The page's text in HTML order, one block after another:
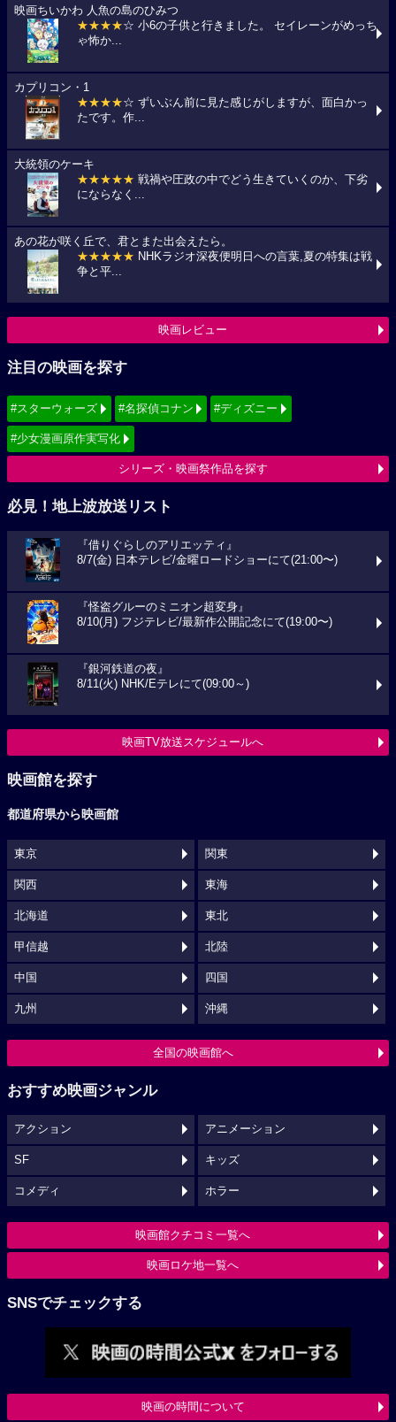
映画ちいかわ 人魚の島のひみつ
★★★★☆ 小6の子供と行きました。 セイレーンがめっち
ゃ怖か...
カプリコン・1
★★★★☆ ずいぶん前に見た感じがしますが、面白かっ
たです。作...
大統領のケーキ
★★★★★ 戦禍や圧政の中でどう生きていくのか、下劣
にならなく...
あの花が咲く丘で、君とまた出会えたら。
★★★★★ NHKラジオ深夜便明日への言葉,夏の特集は戦
争と平...
映画レビュー
注目の映画を探す
#スターウォーズ #名探偵コナン #ディズニー
#少女漫画原作実写化
シリーズ・映画祭作品を探す
必見！地上波放送リスト
『借りぐらしのアリエッティ』
8/7(金) 日本テレビ/金曜ロードショーにて(21:00〜)
『怪盗グルーのミニオン超変身』
8/10(月) フジテレビ/最新作公開記念にて(19:00〜)
『銀河鉄道の夜』
8/11(火) NHK/Eテレにて(09:00～)
映画TV放送スケジュールへ
映画館を探す
都道府県から映画館
東京 関東
関西 東海
北海道 東北
甲信越 北陸
中国 四国
九州 沖縄
全国の映画館へ
おすすめ映画ジャンル
アクション アニメーション
SF キッズ
コメディ ホラー
映画館クチコミ一覧へ
映画ロケ地一覧へ
SNSでチェックする
映画の時間について